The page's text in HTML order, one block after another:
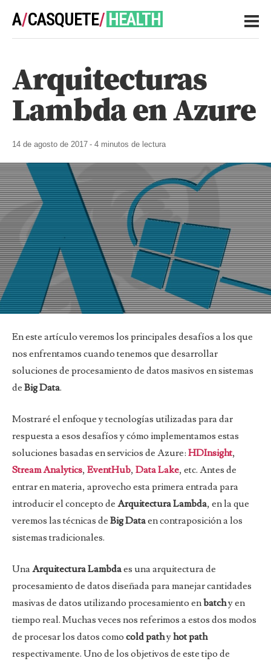
A/CASQUETE/ HEALTH
NOTES
Arquitecturas
Lambda en Azure
14 de agosto de 2017 - 4 minutos de lectura
En este artículo veremos los principales desafíos a los que
nos enfrentamos cuando tenemos que desarrollar
soluciones de procesamiento de datos masivos en sistemas
de Big Data.
Mostraré el enfoque y tecnologías utilizadas para dar
respuesta a esos desafíos y cómo implementamos estas
soluciones basadas en servicios de Azure: HDInsight,
Stream Analytics, EventHub, Data Lake, etc. Antes de
entrar en materia, aprovecho esta primera entrada para
introducir el concepto de Arquitectura Lambda, en la que
veremos las técnicas de Big Dataen contraposición a los
sistemas tradicionales.
UnaArquitectura Lambdaes una arquitectura de
procesamiento de datos diseñada para manejar cantidades
masivas de datos utilizando procesamiento enbatchy en
tiempo real. Muchas veces nos referimos a estos dos modos
de procesar los datos como cold pathyhot path
respectivamente. Uno de los objetivos de este tipo de